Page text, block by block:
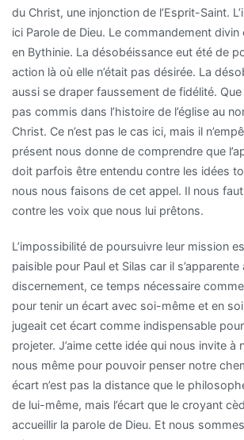
du Christ, une injonction de l’Esprit-Saint.
ici Parole de Dieu. Le commandement
en Bythinie. La désobéissance eut été de
action là où elle n’était pas désirée. La
aussi se draper faussement de fidélité.
pas commis dans l’histoire de l’église au
Christ. Ce n’est pas le cas ici, mais il
présent nous donne de comprendre que
doit parfois être entendu contre les idées
nous nous faisons de cet appel. Il nous
contre les voix que nous lui prêtons.
L’impossibilité de poursuivre leur mission
paisible pour Paul et Silas car il
discernement, ce temps nécessaire
pour tenir un écart avec soi-même et en
jugeait cet écart comme indispensable
projeter. J’aime cette idée qui nous invite à
nous même pour pouvoir penser notre
écart n’est pas la distance que le
de lui-même, mais l’écart que le croyant
accueillir la parole de Dieu. Et nous